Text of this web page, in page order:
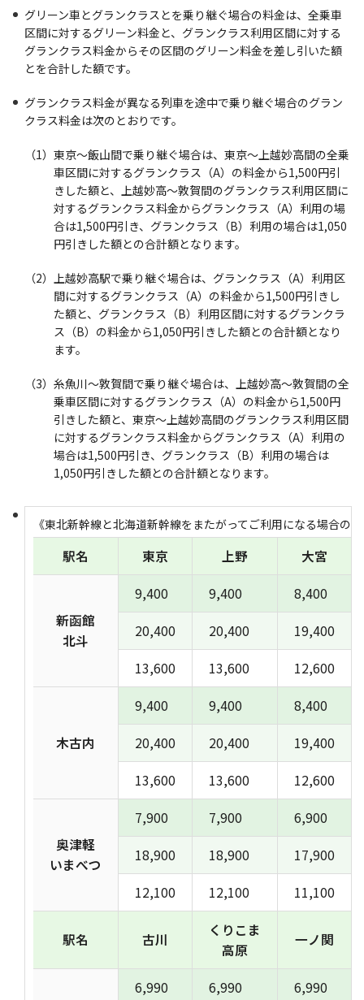
グリーン車とグランクラスとを乗り継ぐ場合の料金は、全乗車
区間に対するグリーン料金と、グランクラス利用区間に対する
グランクラス料金からその区間のグリーン料金を差し引いた額
とを合計した額です。
グランクラス料金が異なる列車を途中で乗り継ぐ場合のグラン
クラス料金は次のとおりです。
（1）東京～飯山間で乗り継ぐ場合は、東京～上越妙高間の全乗
車区間に対するグランクラス（A）の料金から1,500円引
きした額と、上越妙高～敦賀間のグランクラス利用区間に
対するグランクラス料金からグランクラス（A）利用の場
合は1,500円引き、グランクラス（B）利用の場合は1,050
円引きした額との合計額となります。
（2）上越妙高駅で乗り継ぐ場合は、グランクラス（A）利用区
間に対するグランクラス（A）の料金から1,500円引きし
た額と、グランクラス（B）利用区間に対するグランクラ
ス（B）の料金から1,050円引きした額との合計額となり
ます。
（3）糸魚川～敦賀間で乗り継ぐ場合は、上越妙高～敦賀間の全
乗車区間に対するグランクラス（A）の料金から1,500円
引きした額と、東京～上越妙高間のグランクラス利用区間
に対するグランクラス料金からグランクラス（A）利用の
場合は1,500円引き、グランクラス（B）利用の場合は
1,050円引きした額との合計額となります。
《東北新幹線と北海道新幹線をまたがってご利用になる場合の
駅名 東京 上野 大宮
新函館
北斗
9,400 9,400
8,400
20,400
20,400
19,400
13,600
13,600 12,600
木古内
9,400 9,400
8,400
20,400
20,400
19,400
13,600
13,600 12,600
奥津軽
いまべつ
7,900 7,900
6,900
18,900
18,900
17,900
12,100
12,100 11,100
駅名 古川
くりこま
高原
一ノ関
6,990 6,990
6,990